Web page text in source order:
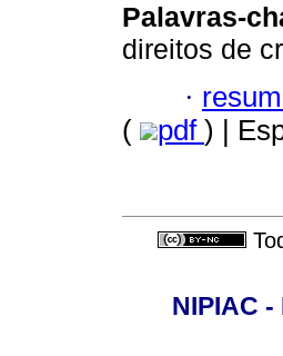
Palavras-
direitos de
·
(
pdf ) |
NIPIAC